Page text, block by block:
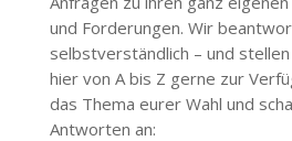
und Forde­rungen. Wir
selbst­ver­ständlich – und
hier von A bis Z gerne zur
das Thema eurer Wahl und
Antworten an: